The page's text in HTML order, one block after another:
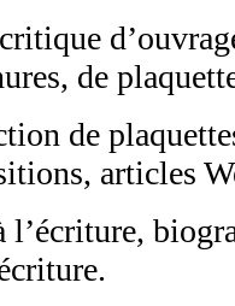
de
de
articles
l’écriture,